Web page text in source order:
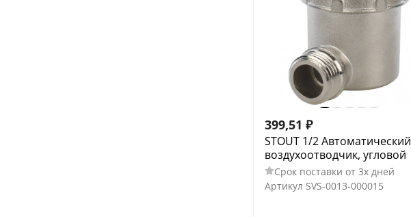
399,51 ₽
STOUT 1/2 Автоматический
воздухоотводчик, угловой
Срок поставки от 3х дней
Артикул SVS-0013-000015